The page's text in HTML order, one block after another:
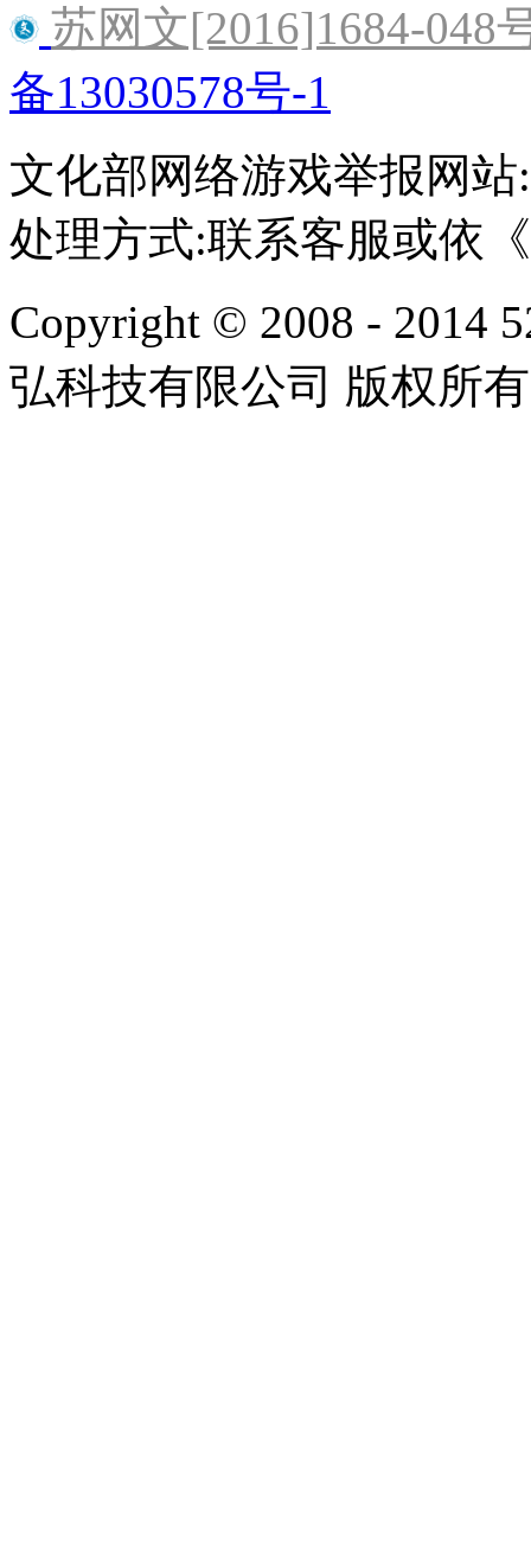
苏网文[2016]1684-048
备13030578号-1
文化部网络游戏举报网站
处理方式:联系客服或依
Copyright © 2008 - 2014
弘科技有限公司 版权所有